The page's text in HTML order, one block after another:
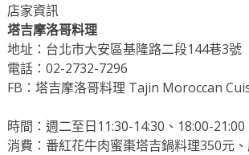
店家資訊
塔吉摩洛哥料理
地址：台北市大安區基隆路二段144巷3號
電話：02-2732-7296
FB：塔吉摩洛哥料理 Tajin Moroccan
時間：週二至日11:30-14:30、18:00-21:00
消費：番紅花牛肉蜜棗塔吉鍋料理350元